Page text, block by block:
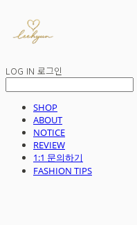
LOG IN 로그인
SHOP
ABOUT
NOTICE
REVIEW
1:1 문의하기
FASHION TIPS